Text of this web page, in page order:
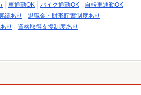
車通勤OK バイク通勤OK
自転車通勤OK
績あり
退職金・財形貯蓄制度あり
り 資格取得支援制度あり